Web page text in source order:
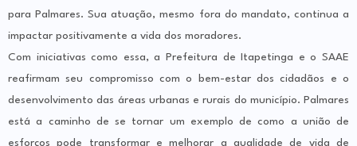
para Palmares. Sua atuação, mesmo fora do mandato, continua a
impactar positivamente a vida dos moradores.
Com iniciativas como essa, a Prefeitura de Itapetinga e o SAAE
reafirmam seu compromisso com o bem-estar dos cidadãos e o
desenvolvimento das áreas urbanas e rurais do município. Palmares
está a caminho de se tornar um exemplo de como a união de
esforços pode transformar e melhorar a qualidade de vida de